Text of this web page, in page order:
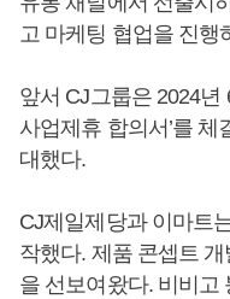
고 마케팅 협업을 진행
앞서 CJ그룹은 2024년
사업제휴 합의서’를
대했다.
CJ제일제당과 이마트
작했다. 제품 콘셉트
을 선보여왔다. 비비고